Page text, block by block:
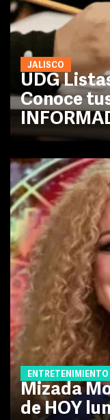
JALISCO
UDG
Conoce
ENTRETENIMIENTO
Mizada
de HOY